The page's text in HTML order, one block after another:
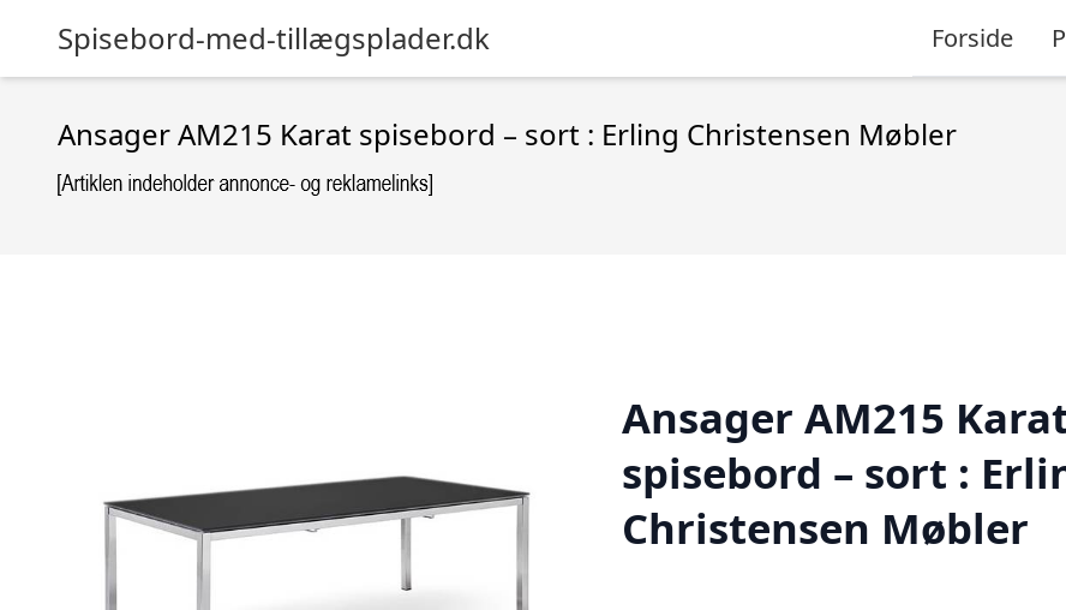
Spisebord-med-tillægsplader.dk Forside
Ansager AM215 Karat spisebord – sort : Erling Christensen Møbler
Ansager AM215
spisebord – sort :
Christensen Møbler